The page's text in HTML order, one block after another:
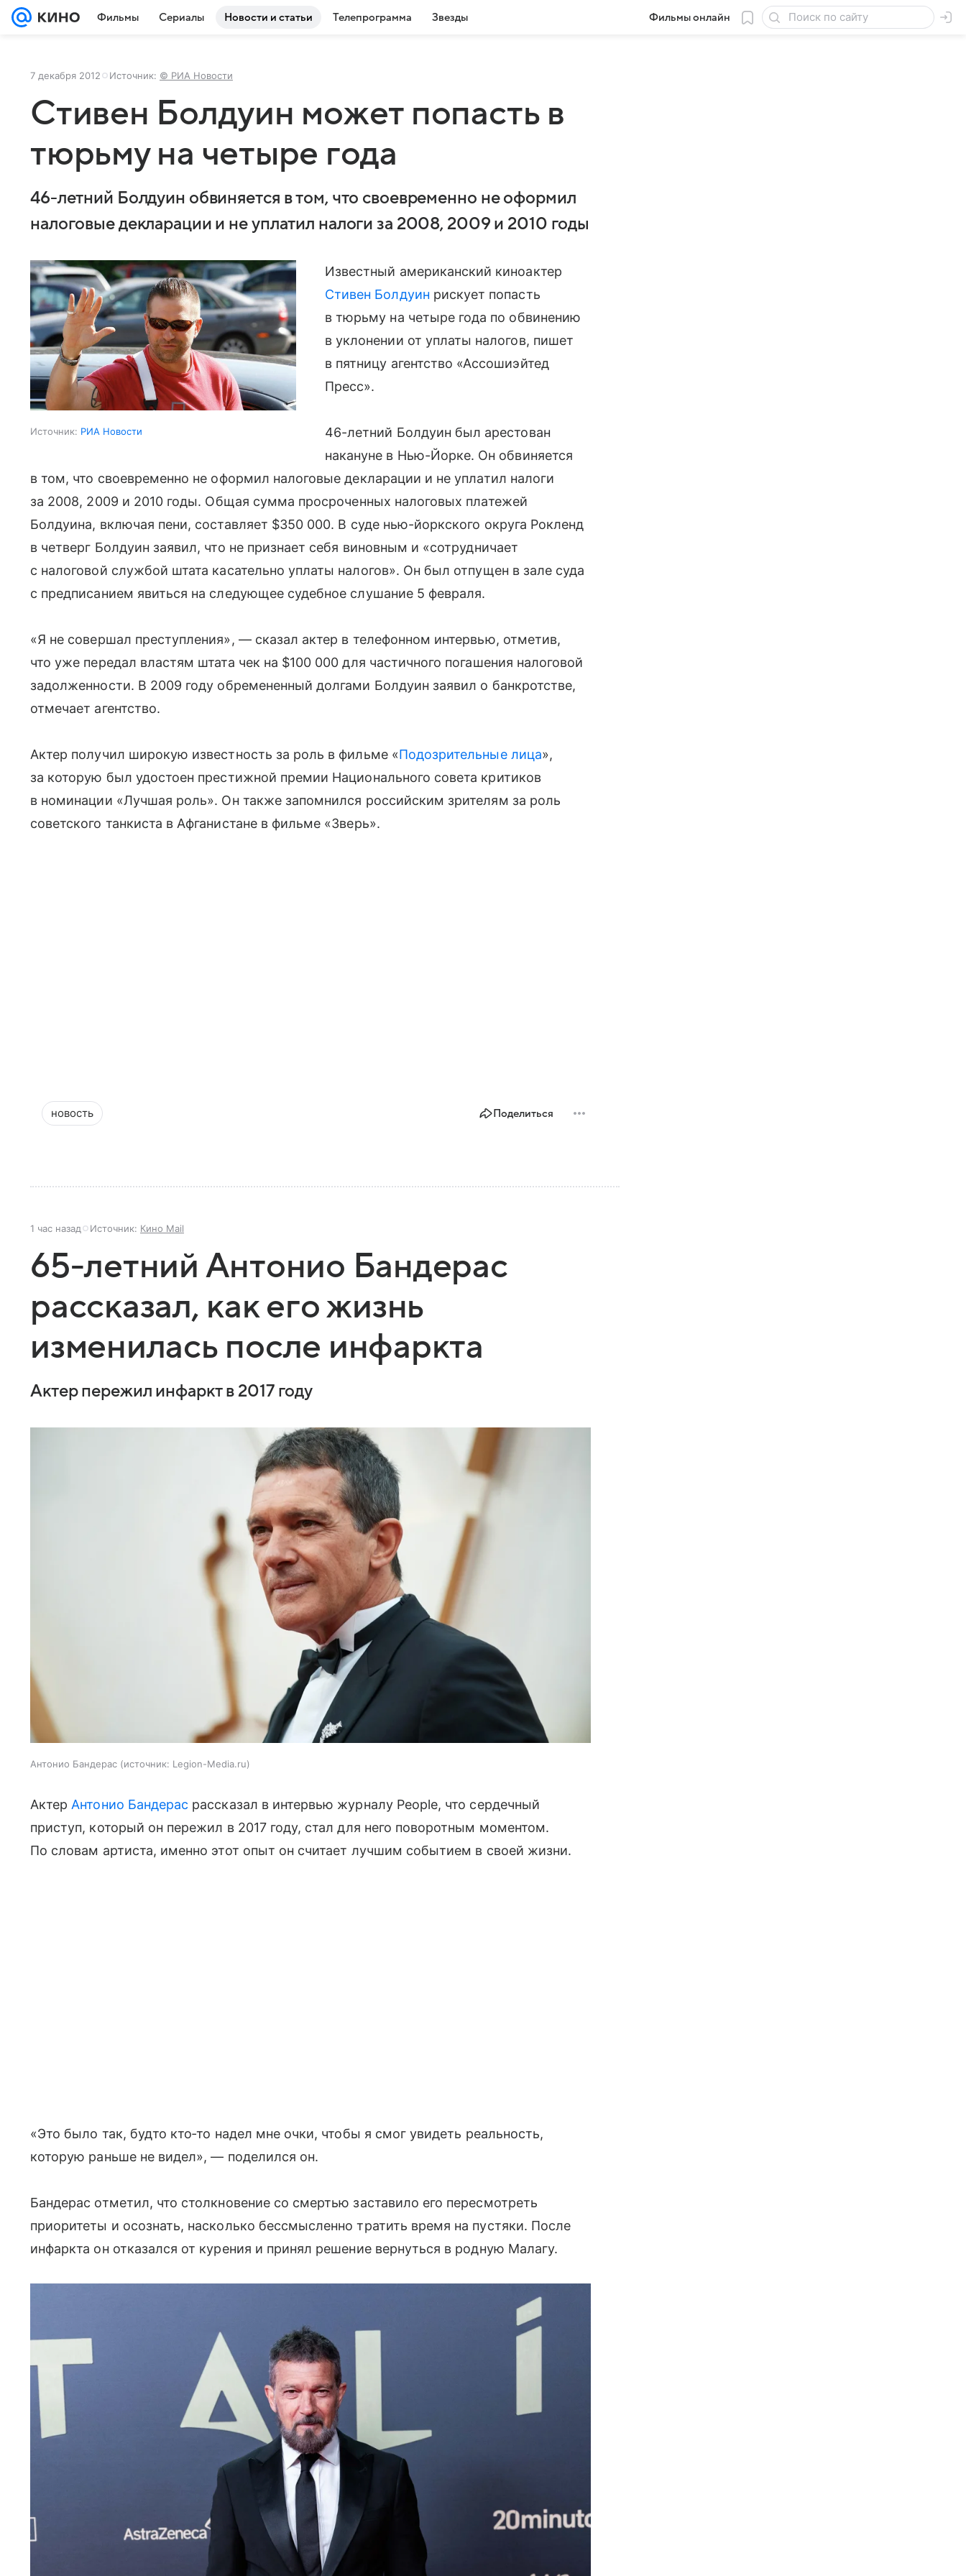
Фильмы Сериалы Новости и статьи Телепрограмма Звезды Фильмы онлайн
7 декабря 2012 Источник: © РИА Новости
Стивен Болдуин может попасть в
тюрьму на четыре года
46-летний Болдуин обвиняется в том, что своевременно не оформил
налоговые декларации и не уплатил налоги за 2008, 2009 и 2010 годы
Источник: РИА Новости
Известный американский киноактер
Стивен Болдуин рискует попасть
в тюрьму на четыре года по обвинению
в уклонении от уплаты налогов, пишет
в пятницу агентство «Ассошиэйтед
Пресс».
46-летний Болдуин был арестован
накануне в Нью-Йорке. Он обвиняется
в том, что своевременно не оформил налоговые декларации и не уплатил налоги
за 2008, 2009 и 2010 годы. Общая сумма просроченных налоговых платежей
Болдуина, включая пени, составляет $350 000. В суде нью-йоркского округа Рокленд
в четверг Болдуин заявил, что не признает себя виновным и «сотрудничает
с налоговой службой штата касательно уплаты налогов». Он был отпущен в зале суда
с предписанием явиться на следующее судебное слушание 5 февраля.
«Я не совершал преступления», — сказал актер в телефонном интервью, отметив,
что уже передал властям штата чек на $100 000 для частичного погашения налоговой
задолженности. В 2009 году обремененный долгами Болдуин заявил о банкротстве,
отмечает агентство.
Актер получил широкую известность за роль в фильме «Подозрительные лица»,
за которую был удостоен престижной премии Национального совета критиков
в номинации «Лучшая роль». Он также запомнился российским зрителям за роль
советского танкиста в Афганистане в фильме «Зверь».
новость Поделиться
1 час назад Источник: Кино Mail
65-летний Антонио Бандерас
рассказал, как его жизнь
изменилась после инфаркта
Актер пережил инфаркт в 2017 году
Антонио Бандерас источник: Legion-Media.ru
Актер Антонио Бандерас рассказал в интервью журналу People, что сердечный
приступ, который он пережил в 2017 году, стал для него поворотным моментом.
По словам артиста, именно этот опыт он считает лучшим событием в своей жизни.
«Это было так, будто кто‑то надел мне очки, чтобы я смог увидеть реальность,
которую раньше не видел», — поделился он.
Бандерас отметил, что столкновение со смертью заставило его пересмотреть
приоритеты и осознать, насколько бессмысленно тратить время на пустяки. После
инфаркта он отказался от курения и принял решение вернуться в родную Малагу.